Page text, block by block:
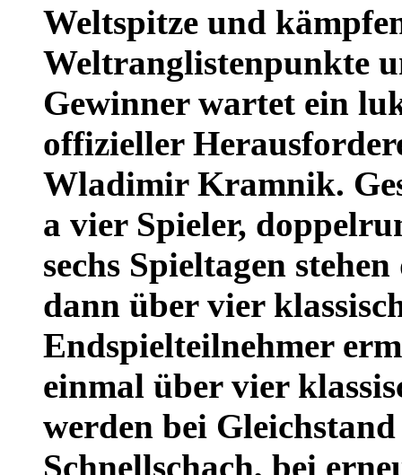
Weltspitze und
Weltranglistenpunkte
Gewinner wartet ein
offizieller
Wladimir Kramnik.
a vier Spieler,
sechs Spieltagen
dann über vier
Endspielteilnehmer
einmal über vier
werden bei
Schnellschach, bei